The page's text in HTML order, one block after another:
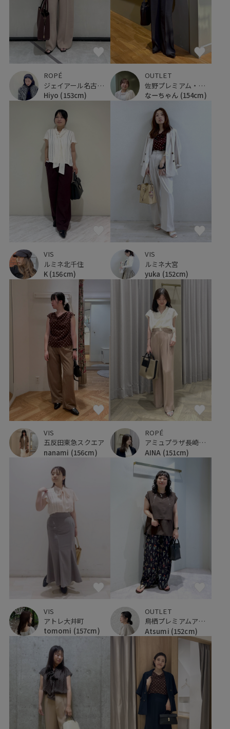
ROPÉ
ジェイアール名古屋タカシマヤ
Hiyo (153cm)
OUTLET
佐野プレミアム・アウトレット
なーちゃん (154cm)
VIS
ルミネ北千住
K (156cm)
VIS
ルミネ大宮
yuka (152cm)
VIS
五反田東急スクエア
nanami (156cm)
ROPÉ
アミュプラザ長崎新館
AINA (151cm)
VIS
アトレ大井町
tomomi (157cm)
OUTLET
鳥栖プレミアムアウトレット
Atsumi (152cm)